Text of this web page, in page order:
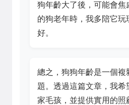
狗年齡大了後，可能會焦
的狗老年時，我多陪它玩
好。
總之，狗狗年齡是一個複
題。透過這篇文章，我希
家毛孩，並提供實用的照